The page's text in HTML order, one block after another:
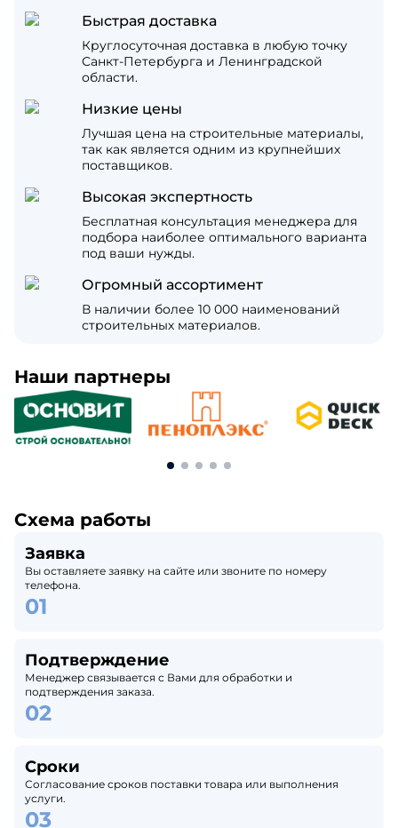
Быстрая доставка
Круглосуточная доставка в любую точку
Санкт-Петербурга и Ленинградской
области.
Низкие цены
Лучшая цена на строительные материалы,
так как является одним из крупнейших
поставщиков.
Высокая экспертность
Бесплатная консультация менеджера для
подбора наиболее оптимального варианта
под ваши нужды.
Огромный ассортимент
В наличии более 10 000 наименований
строительных материалов.
Наши партнеры
Схема работы
Заявка
Вы оставляете заявку на сайте или звоните по номеру
телефона.
Подтверждение
Менеджер связывается с Вами для обработки и
подтверждения заказа.
Сроки
Согласование сроков поставки товара или выполнения
услуги.